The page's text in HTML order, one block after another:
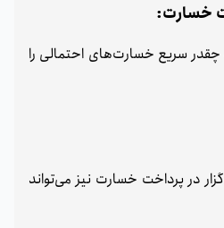
خسارت:
سریع خسارت‌های احتمالی را
در پرداخت خسارت نیز می‌تواند